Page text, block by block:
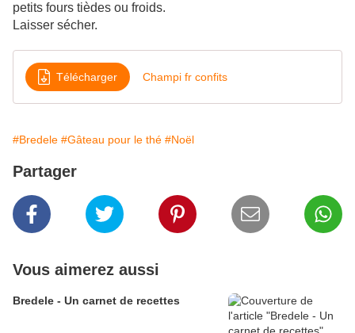
petits fours tièdes ou froids.
Laisser sécher.
Télécharger Champi fr confits
#Bredele #Gâteau pour le thé #Noël
Partager
Vous aimerez aussi
Bredele - Un carnet de recettes